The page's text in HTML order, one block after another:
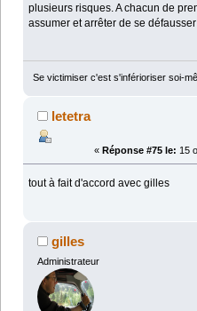
plusieurs risques. A chacun de
assumer et arrêter de se défausser
Se victimiser c'est s'inférioriser soi-
letetra
« Réponse #75 le: 15
tout à fait d'accord avec gilles
gilles
Administrateur